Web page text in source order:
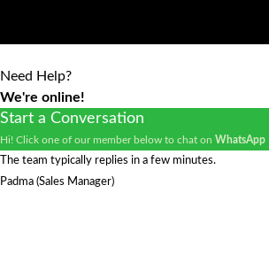
Need Help?
We're online!
Start a Conversation
Hi! Click one of our member below to chat on WhatsApp
The team typically replies in a few minutes.
Padma (Sales Manager)